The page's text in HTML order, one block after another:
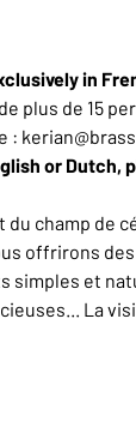
in
plus de 15
:
or Dutch,
champ de
offrirons
simples et
La